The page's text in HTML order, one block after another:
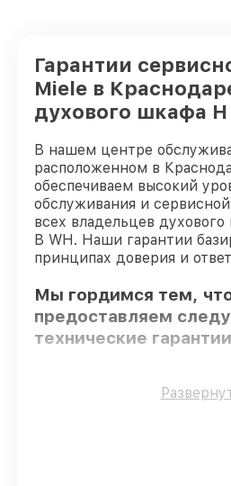
Гарантии
Miele в
духового шкафа H
В нашем центре
расположенном в
обеспечиваем высокий
обслуживания и
всех владельцев
B WH. Наши гарантии
принципах доверия и
Мы гордимся тем,
предоставляем
технические
Использование